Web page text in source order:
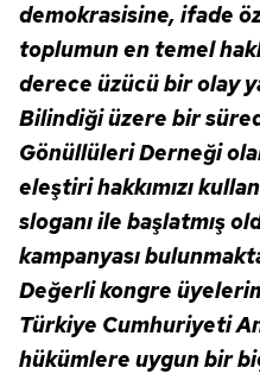
demokrasisine, ifade
toplumun en temel
derece üzücü bir olay
Bilindiği üzere bir
Gönüllüleri Derneği
eleştiri hakkımızı
sloganı ile başlatmış
kampanyası
Değerli kongre
Türkiye Cumhuriyeti
hükümlere uygun bir